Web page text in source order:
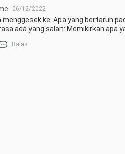
06/12/2022
menggesek ke: Apa yang bertaruh
ada yang salah: Memikirkan apa
Balas